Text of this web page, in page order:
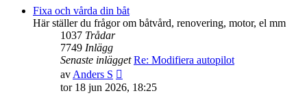
Fixa och vårda din båt
Här ställer du frågor om båtvård, renovering, motor, el mm
1037 Trådar
7749 Inlägg
Senaste inlägget Re: Modifiera autopilot
avAnders S
till
tor 18 jun 2026, 18:25